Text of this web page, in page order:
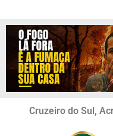
Cruzeiro do Sul,